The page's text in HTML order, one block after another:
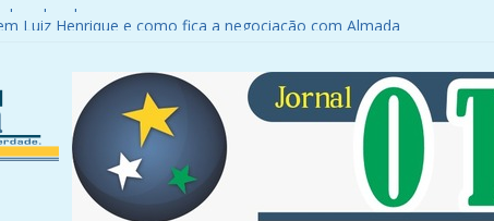
pai após parada cardíaca
todas as fotos em rede social
rodovia